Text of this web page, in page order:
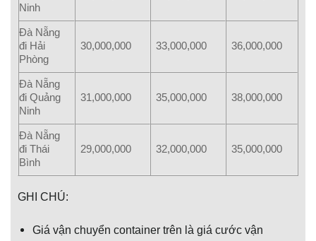
Ninh
Đà Nẵng
đi Hải
Phòng
30,000,000 33,000,000 36,000,000
Đà Nẵng
đi Quảng
Ninh
31,000,000 35,000,000 38,000,000
Đà Nẵng
đi Thái
Bình
29,000,000 32,000,000 35,000,000
GHI CHÚ:
Giá vận chuyển container trên là giá cước vận